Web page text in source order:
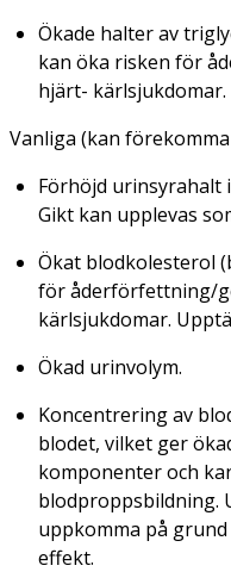
Ökade halter av
kan öka risken för
hjärt- kärlsjukdomar.
Vanliga (kan
Förhöjd urinsyrahalt
Gikt kan upplevas
Ökat blodkolesterol
för åderförfettning/
kärlsjukdomar.
Ökad urinvolym.
Koncentrering av
blodet, vilket ger
komponenter och
blodproppsbildning.
uppkomma på
effekt.